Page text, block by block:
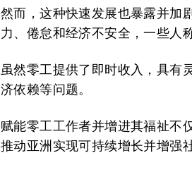
然而，这种快速发展也暴露并加
力、倦怠和经济不安全，一些人
虽然零工提供了即时收入，具有
济依赖等问题。
赋能零工工作者并增进其福祉不
推动亚洲实现可持续增长并增强